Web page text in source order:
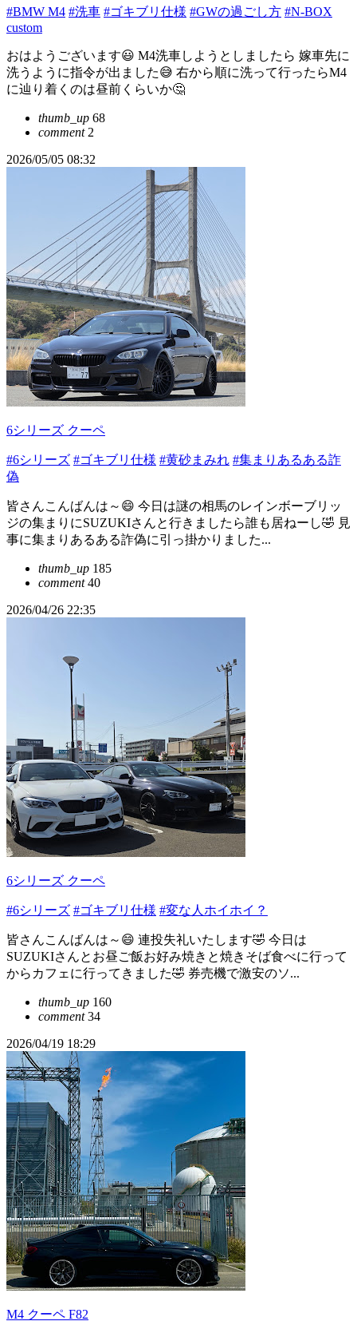
#BMW M4 #洗車 #ゴキブリ仕様 #GWの過ごし方 #N-BOX
custom
おはようございます😃 M4洗車しようとしましたら 嫁車先に
洗うように指令が出ました😅 右から順に洗って行ったらM4
に辿り着くのは昼前くらいか🤔
thumb_up 68
comment2
2026/05/05 08:32
6シリーズ クーペ
#6シリーズ #ゴキブリ仕様 #黄砂まみれ #集まりあるある詐
偽
皆さんこんばんは～😄 今日は謎の相馬のレインボーブリッ
ジの集まりにSUZUKIさんと行きましたら誰も居ねーし🤣 見
事に集まりあるある詐偽に引っ掛かりました...
thumb_up 185
comment40
2026/04/26 22:35
6シリーズ クーペ
#6シリーズ #ゴキブリ仕様 #変な人ホイホイ？
皆さんこんばんは～😄 連投失礼いたします🤣 今日は
SUZUKIさんとお昼ご飯お好み焼きと焼きそば食べに行って
からカフェに行ってきました🤣 券売機で激安のソ...
thumb_up 160
comment34
2026/04/19 18:29
M4 クーペ F82